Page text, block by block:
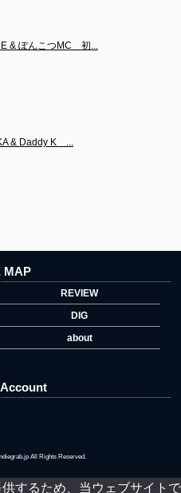
& ぽんこつMC　初...
& Daddy K　...
MAP
REVIEW
DIG
about
All Rights Reserved.
するため、当ウェブサイトで